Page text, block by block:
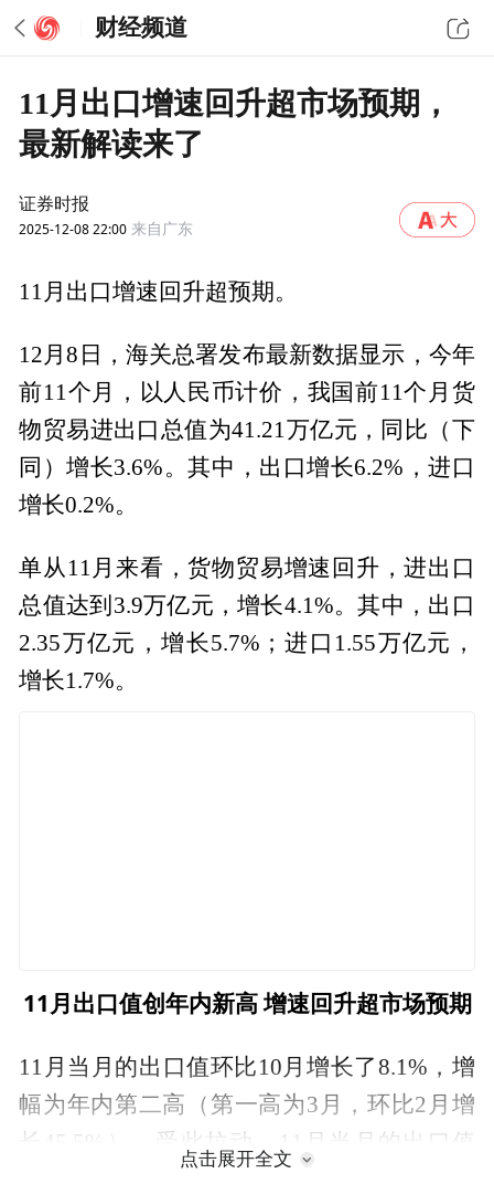
财经频道
11月出口增速回升超市场预期，
最新解读来了
证券时报
2025-12-08 22:00 来自广东
11月出口增速回升超预期。
12月8日，海关总署发布最新数据显示，今年
前11个月，以人民币计价，我国前11个月货
物贸易进出口总值为41.21万亿元，同比（下
同）增长3.6%。其中，出口增长6.2%，进口
增长0.2%。
单从11月来看，货物贸易增速回升，进出口
总值达到3.9万亿元，增长4.1%。其中，出口
2.35万亿元，增长5.7%；进口1.55万亿元，
增长1.7%。
11月出口值创年内新高 增速回升超市场预期
11月当月的出口值环比10月增长了8.1%，增
幅为年内第二高（第一高为3月，环比2月增
长45.5%）。受此拉动，11月当月的出口值
点击展开全文